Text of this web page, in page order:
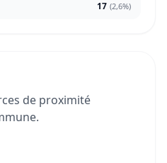
17 (2,6%)
de proximité